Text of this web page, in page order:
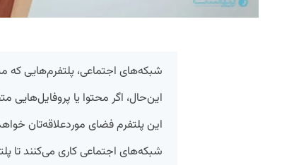
شبکه‌های اجتماعی، پلتفرم‌هایی که
این‌حال، اگر محتوا یا پروفایل‌هایی
این پلتفرم فضای موردعلاقه‌تان
شبکه‌های اجتماعی کاری می‌کنند تا